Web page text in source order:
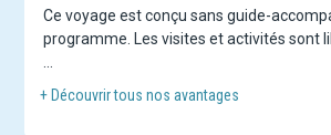
Ce voyage est conçu sans guide-
programme. Les visites et activités sont
Partez à la découverte du Portugal,
vibrante de la capitale, ses quartiers
+ Découvrir tous nos avantages